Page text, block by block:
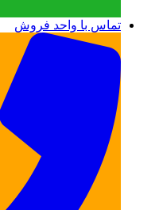
تماس با واحد فروش